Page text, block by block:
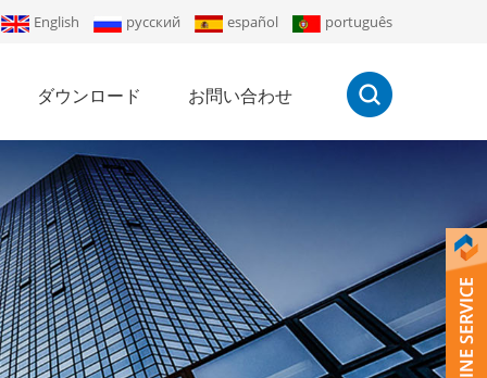
English русский español português
ダウンロード お問い合わせ